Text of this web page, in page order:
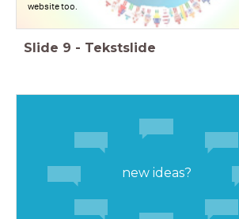
website too.
Slide 9 - Tekstslide
new ideas?